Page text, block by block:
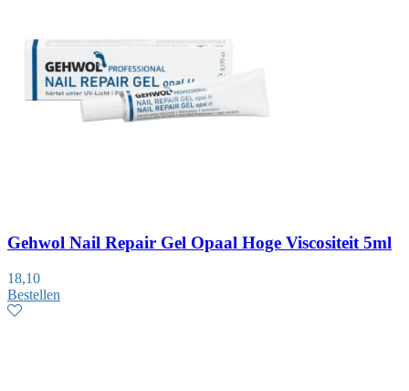
Gehwol Nail Repair Gel Opaal Hoge Viscositeit 5ml
18,10
Bestellen